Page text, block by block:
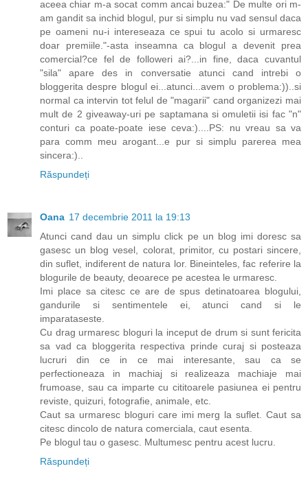
aceea chiar m-a socat comm ancai buzea:" De multe ori m-
am gandit sa inchid blogul, pur si simplu nu vad sensul daca
pe oameni nu-i intereseaza ce spui tu acolo si urmaresc
doar premiile."-asta inseamna ca blogul a devenit prea
comercial?ce fel de followeri ai?...in fine, daca cuvantul
"sila" apare des in conversatie atunci cand intrebi o
bloggerita despre blogul ei...atunci...avem o problema:))..si
normal ca intervin tot felul de "magarii" cand organizezi mai
mult de 2 giveaway-uri pe saptamana si omuletii isi fac "n"
conturi ca poate-poate iese ceva:)....PS: nu vreau sa va
para comm meu arogant...e pur si simplu parerea mea
sincera:)..
Răspundeți
Oana 17 decembrie 2011 la 19:13
Atunci cand dau un simplu click pe un blog imi doresc sa
gasesc un blog vesel, colorat, primitor, cu postari sincere,
din suflet, indiferent de natura lor. Bineinteles, fac referire la
blogurile de beauty, deoarece pe acestea le urmaresc.
Imi place sa citesc ce are de spus detinatoarea blogului,
gandurile si sentimentele ei, atunci cand si le
imparataseste.
Cu drag urmaresc bloguri la inceput de drum si sunt fericita
sa vad ca bloggerita respectiva prinde curaj si posteaza
lucruri din ce in ce mai interesante, sau ca se
perfectioneaza in machiaj si realizeaza machiaje mai
frumoase, sau ca imparte cu cititoarele pasiunea ei pentru
reviste, quizuri, fotografie, animale, etc.
Caut sa urmaresc bloguri care imi merg la suflet. Caut sa
citesc dincolo de natura comerciala, caut esenta.
Pe blogul tau o gasesc. Multumesc pentru acest lucru.
Răspundeți